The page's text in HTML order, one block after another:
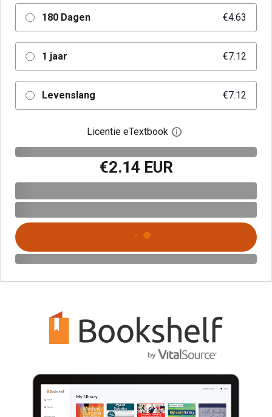
180 Dagen €4.63
1 jaar €7.12
Levenslang €7.12
Licentie eTextbook Open het
€2.14 EUR